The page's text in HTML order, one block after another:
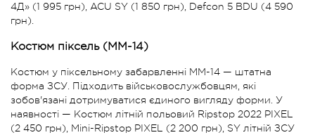
4Д» (1 995 грн), ACU SY (1 850 грн), Defcon 5 BDU (4 590
грн).
Костюм піксель (ММ-14)
Костюм у піксельному забарвленні ММ-14 — штатна
форма ЗСУ. Підходить військовослужбовцям, які
зобов'язані дотримуватися єдиного вигляду форми. У
наявності — Костюм літній польовий Ripstop 2022 PIXEL
(2 450 грн), Mini-Ripstop PIXEL (2 200 грн), SY літній ЗСУ